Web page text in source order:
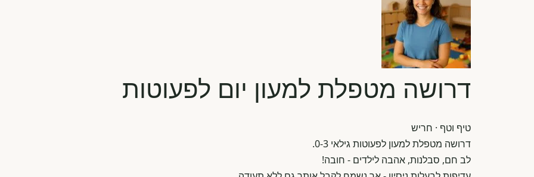
דרושה מטפלת למעון יום לפעוטות
טיף וטף · חריש
דרושה מטפלת למעון לפעוטות גילאי 0-3.
לב חם, סבלנות, אהבה לילדים - חובה!